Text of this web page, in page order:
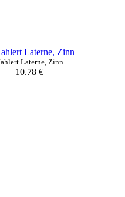
Laterne, Zinn
10.78 €